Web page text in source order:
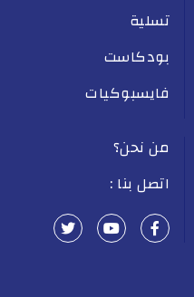
تسلية
بودكاست
فايسبوكيات
من نحن؟
اتصل بنا :